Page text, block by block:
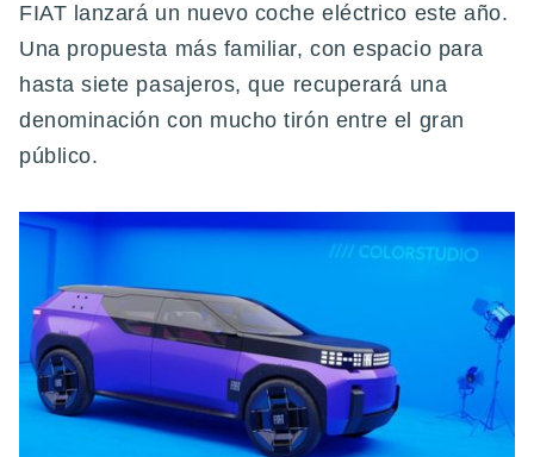
FIAT lanzará un nuevo coche eléctrico este año.
Una propuesta más familiar, con espacio para
hasta siete pasajeros, que recuperará una
denominación con mucho tirón entre el gran
público.